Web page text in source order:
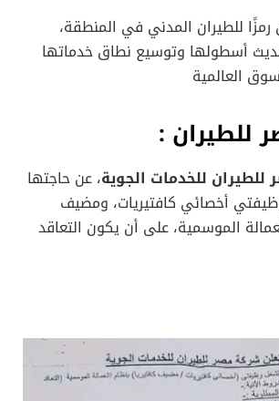
رمزًا للطيران المدني في المنطقة،
أسطولها وتوسيع نطاق خدماتها
العالمية​
للطيران :
للخدمات الجوية، عن حاجتها
وظيفتي أخصائي كافتيريات، ومضيف
الموسمية، على أن يكون التعاقد